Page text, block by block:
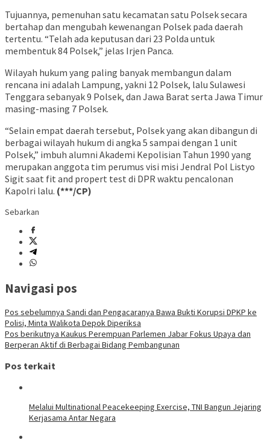
Tujuannya, pemenuhan satu kecamatan satu Polsek secara
bertahap dan mengubah kewenangan Polsek pada daerah
tertentu. “Telah ada keputusan dari 23 Polda untuk
membentuk 84 Polsek,” jelas Irjen Panca.
Wilayah hukum yang paling banyak membangun dalam
rencana ini adalah Lampung, yakni 12 Polsek, lalu Sulawesi
Tenggara sebanyak 9 Polsek, dan Jawa Barat serta Jawa Timur
masing-masing 7 Polsek.
“Selain empat daerah tersebut, Polsek yang akan dibangun di
berbagai wilayah hukum di angka 5 sampai dengan 1 unit
Polsek,” imbuh alumni Akademi Kepolisian Tahun 1990 yang
merupakan anggota tim perumus visi misi Jendral Pol Listyo
Sigit saat fit and propert test di DPR waktu pencalonan
Kapolri lalu. (***/CP)
Sebarkan
Navigasi pos
Pos sebelumnya Sandi dan Pengacaranya Bawa Bukti Korupsi DPKP ke
Polisi, Minta Walikota Depok Diperiksa
Pos berikutnya Kaukus Perempuan Parlemen Jabar Fokus Upaya dan
Berperan Aktif di Berbagai Bidang Pembangunan
Pos terkait
Melalui Multinational Peacekeeping Exercise, TNI Bangun Jejaring
Kerjasama Antar Negara